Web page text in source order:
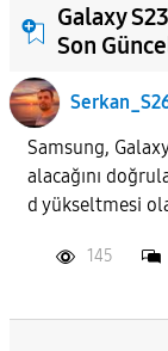
Galaxy
Son
Samsung,
alacağını
d yükseltmesi
145